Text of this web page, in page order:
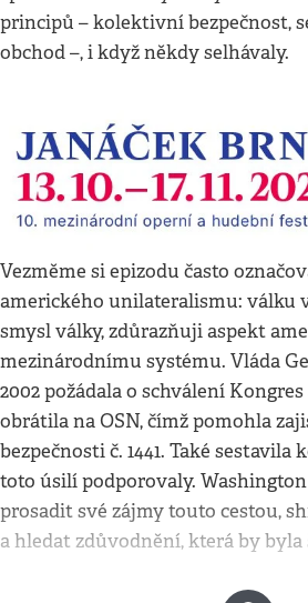
principů – kolektivní bezpečnost,
obchod –, i když někdy selhávaly.
Vezměme si epizodu často
amerického unilateralismu: válku
smysl války, zdůrazňuji aspekt
mezinárodnímu systému. Vláda
2002 požádala o schválení Kongres
obrátila na OSN, čímž pomohla
bezpečnosti č. 1441. Také sestavila
toto úsilí podporovaly.
prosadit své zájmy touto cestou,
a hledat zdůvodnění, která by byla